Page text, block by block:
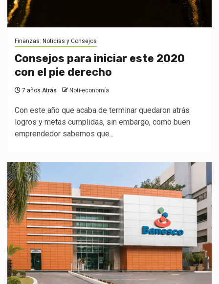
Finanzas: Noticias y Consejos
Consejos para iniciar este 2020
con el pie derecho
7 años Atrás Noti-economía
Con este año que acaba de terminar quedaron atrás
logros y metas cumplidas, sin embargo, como buen
emprendedor sabemos que...